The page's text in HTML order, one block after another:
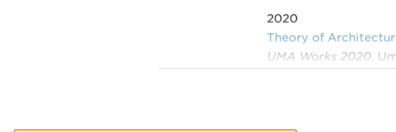
2020
Theory of
UMA Works 2020 ,